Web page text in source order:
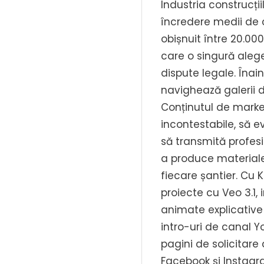
Industria
încredere medii de
obișnuit între
care o singură
dispute legale.
navighează galerii
Conținutul de
incontestabile, să
să transmită
a produce
fiecare șantier. Cu
proiecte cu Veo
animate explicative
intro-uri de canal
pagini de
Facebook și